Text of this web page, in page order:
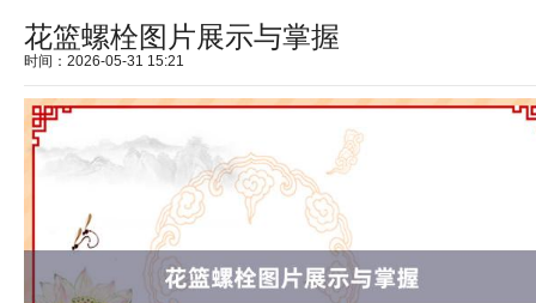
花篮螺栓图片展示与掌握
时间：2026-05-31 15:21